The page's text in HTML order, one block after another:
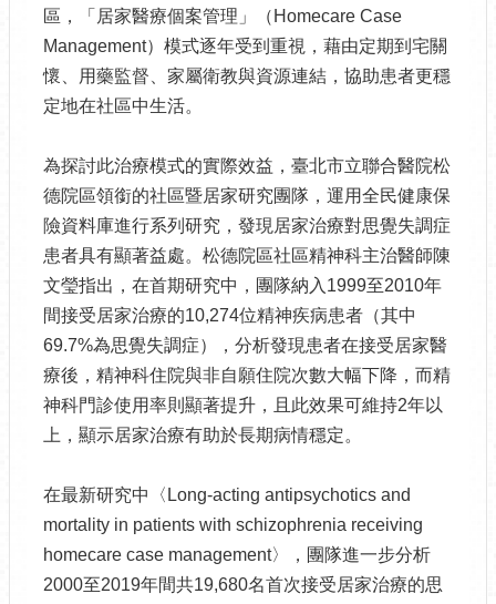
區，「居家醫療個案管理」（Homecare Case
Management）模式逐年受到重視，藉由定期到宅關
懷、用藥監督、家屬衛教與資源連結，協助患者更穩
定地在社區中生活。
為探討此治療模式的實際效益，臺北市立聯合醫院松
德院區領銜的社區暨居家研究團隊，運用全民健康保
險資料庫進行系列研究，發現居家治療對思覺失調症
患者具有顯著益處。松德院區社區精神科主治醫師陳
文瑩指出，在首期研究中，團隊納入1999至2010年
間接受居家治療的10,274位精神疾病患者（其中
69.7%為思覺失調症），分析發現患者在接受居家醫
療後，精神科住院與非自願住院次數大幅下降，而精
神科門診使用率則顯著提升，且此效果可維持2年以
上，顯示居家治療有助於長期病情穩定。
在最新研究中〈Long-acting antipsychotics and
mortality in patients with schizophrenia receiving
homecare case management〉，團隊進一步分析
2000至2019年間共19,680名首次接受居家治療的思